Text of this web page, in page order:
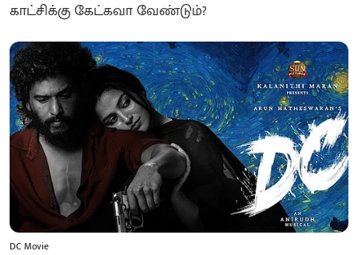
காட்சிக்கு கேட்கவா வேண்டும்?
DC Movie